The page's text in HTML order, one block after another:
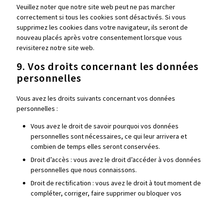
Veuillez noter que notre site web peut ne pas marcher
correctement si tous les cookies sont désactivés. Si vous
supprimez les cookies dans votre navigateur, ils seront de
nouveau placés après votre consentement lorsque vous
revisiterez notre site web.
9. Vos droits concernant les données
personnelles
Vous avez les droits suivants concernant vos données
personnelles :
Vous avez le droit de savoir pourquoi vos données
personnelles sont nécessaires, ce qui leur arrivera et
combien de temps elles seront conservées.
Droit d’accès : vous avez le droit d’accéder à vos données
personnelles que nous connaissons.
Droit de rectification : vous avez le droit à tout moment de
compléter, corriger, faire supprimer ou bloquer vos